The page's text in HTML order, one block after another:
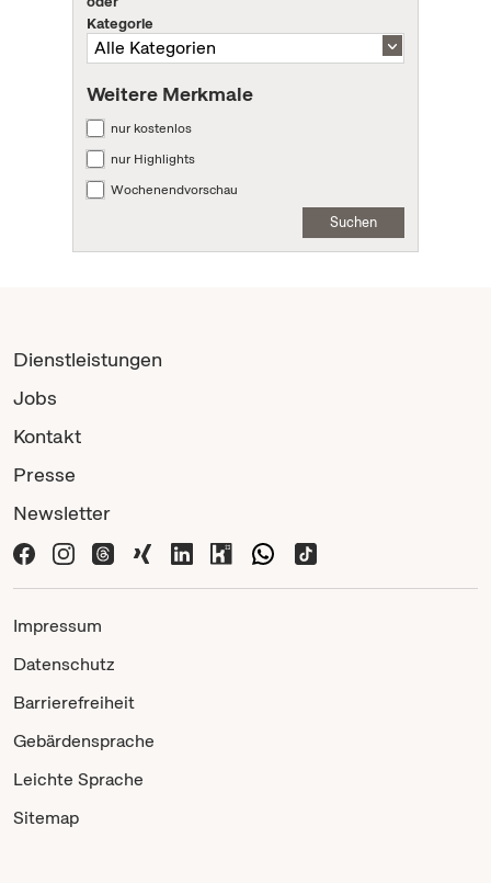
Kategorie
Weitere Merkmale
nur kostenlos
nur Highlights
Wochenendvorschau
Suchen
Dienstleistungen
Jobs
Kontakt
Presse
Newsletter
Impressum
Datenschutz
Barrierefreiheit
Gebärdensprache
Leichte Sprache
Sitemap